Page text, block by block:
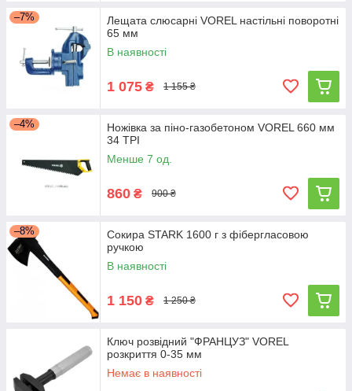
–7%
Лещата слюсарні VOREL настільні поворотні
65 мм
В наявності
1 075 ₴ 1 155 ₴
–4%
Ножівка за піно-газобетоном VOREL 660 мм
34 TPI
Менше 7 од.
860 ₴ 900 ₴
–8%
Сокира STARK 1600 г з фібергласовою
ручкою
В наявності
1 150 ₴ 1 250 ₴
Ключ розвідний "ФРАНЦУЗ" VOREL
розкриття 0-35 мм
Немає в наявності